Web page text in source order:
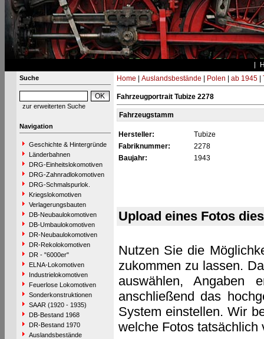
Suche
zur erweiterten Suche
Navigation
Geschichte & Hintergründe
Länderbahnen
DRG-Einheitslokomotiven
DRG-Zahnradlokomotiven
DRG-Schmalspurlok.
Kriegslokomotiven
Verlagerungsbauten
DB-Neubaulokomotiven
DB-Umbaulokomotiven
DR-Neubaulokomotiven
DR-Rekolokomotiven
DR - "6000er"
ELNA-Lokomotiven
Industrielokomotiven
Feuerlose Lokomotiven
Sonderkonstruktionen
SAAR (1920 - 1935)
DB-Bestand 1968
DR-Bestand 1970
Auslandsbestände
Home Auslandsbestände Polen ab 1945|
Fahrzeugportrait Tubize 2278
Fahrzeugstamm
Hersteller:
Tubize
Fabriknummer:
2278
Baujahr:
1943
Upload eines Fotos
Nutzen Sie die
zukommen zu lassen.
auswählen, Angaben
anschließend das
System einstellen. Wir
welche Fotos tatsächlich